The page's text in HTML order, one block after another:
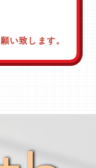
い致します。